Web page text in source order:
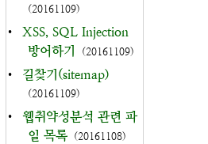
(20161109)
•
XSS, SQL Injection
방어하기
(20161109)
• 길찾기(sitemap)
(20161109)
•
웹취약성분석 관련 파
일 목록 (20161108)